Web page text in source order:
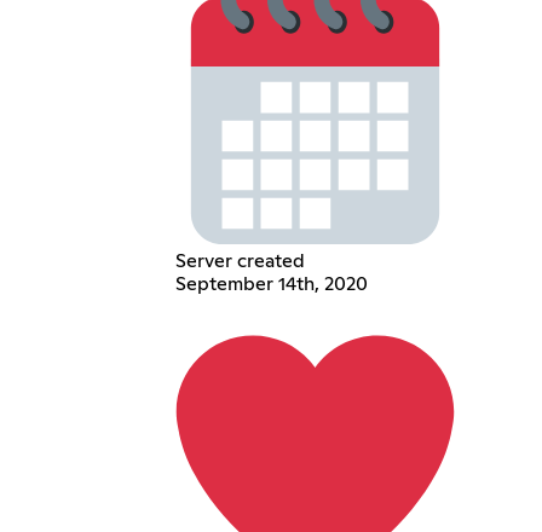
Server created
September 14th, 2020